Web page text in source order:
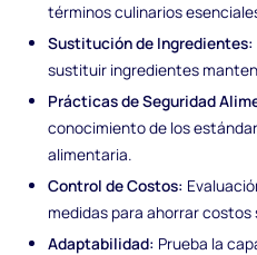
términos culinarios
Sustitución de Ingredientes:
sustituir ingredientes
Prácticas de Seguridad
conocimiento de los
alimentaria.
Control de Costos:
medidas para ahorrar
Adaptabilidad: Prueba la